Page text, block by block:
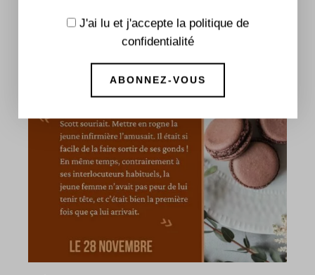
J'ai lu et j'accepte la politique de
confidentialité